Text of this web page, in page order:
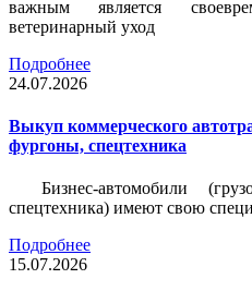
важным является
ветеринарный уход
Подробнее
24.07.2026
Выкуп коммерческого
фургоны, спецтехника
Бизнес-автомобили
спецтехника) имеют свою
Подробнее
15.07.2026